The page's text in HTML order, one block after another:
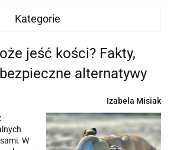
Kategorie
jeść kości? Fakty,
alternatywy
Izabela Misiak
W